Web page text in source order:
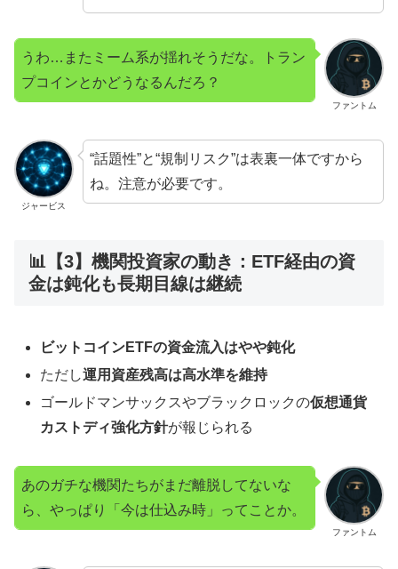
ファントム
うわ…またミーム系が揺れそうだな。トラン
プコインとかどうなるんだろ？
ジャービス
“話題性”と“規制リスク”は表裏一体ですから
ね。注意が必要です。
📊【3】機関投資家の動き：ETF経由の資
金は鈍化も長期目線は継続
ビットコインETFの資金流入はやや鈍化
ただし運用資産残高は高水準を維持
ゴールドマンサックスやブラックロックの仮想通貨
カストディ強化方針が報じられる
ファントム
あのガチな機関たちがまだ離脱してないな
ら、やっぱり「今は仕込み時」ってことか。